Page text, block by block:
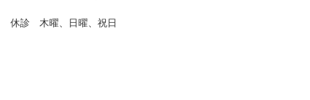
休診 木曜、日曜、祝日